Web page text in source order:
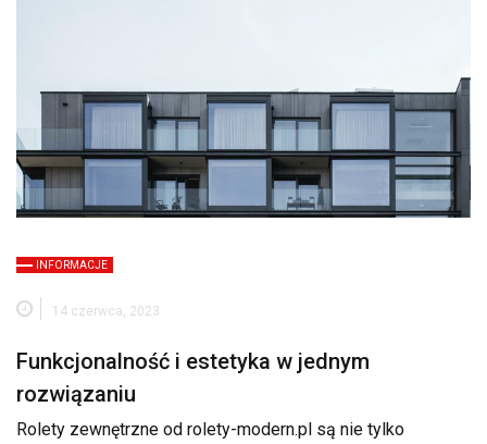
INFORMACJE
14 czerwca, 2023
Funkcjonalność i estetyka w jednym
rozwiązaniu
Rolety zewnętrzne od rolety-modern.pl są nie tylko